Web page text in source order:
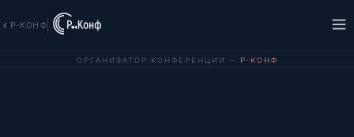
Р-КОНФ
ОРГАНИЗАТОР КОНФЕРЕНЦИИ — Р-КОНФ